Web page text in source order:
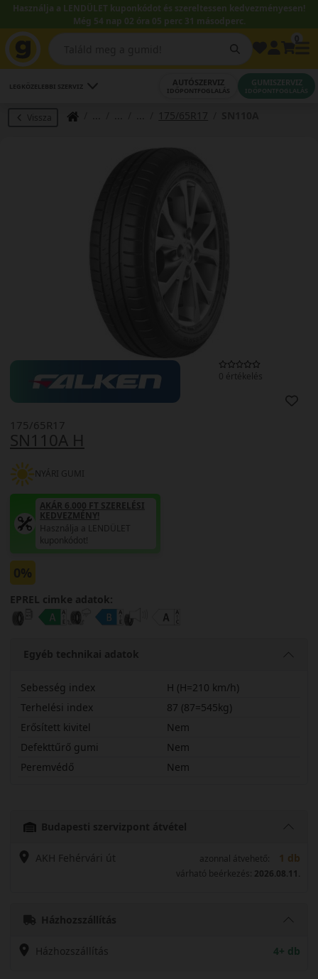
Használja a LENDÜLET kuponkódot és szereltessen kedvezményesen!
Még 54 nap 02 óra 05 perc 30 másodperc.
LEGKÖZELEBBI SZERVIZ AUTÓSZERVIZ
IDŐPONTFOGLALÁS
GUMISZERVIZ
IDŐPONTFOGLALÁS
Vissza 175/65R17
0 értékelés
SN110A H
175/65R17
NYÁRI GUMI
AKÁR 6.000 FT SZERELÉSI
KEDVEZMÉNY!
Használja a LENDÜLET
kuponkódot!
0%
EPREL cimke adatok:
Egyéb technikai adatok
Sebesség index
H (H=210 km/h)
Terhelési index
87 (87=545kg)
Erősített kivitel
Nem
Defekttűrő gumi
Nem
Peremvédő
Nem
Budapesti szervizpont átvétel
AKH Fehérvári út azonnal átvehető: 1 db
várható beérkezés: 2026.08.11.
Házhozszállítás
Házhozszállítás 4+ db